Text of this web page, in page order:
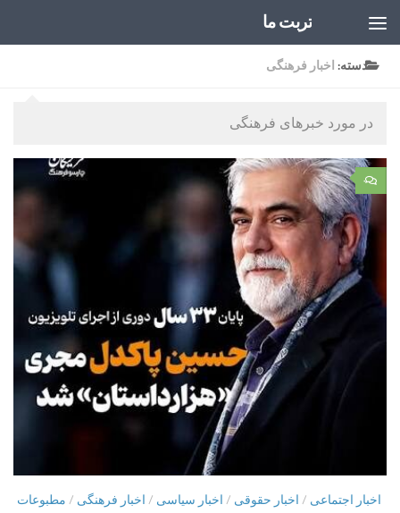
تربت ما
دسته: اخبار فرهنگی
در مورد خبرهای فرهنگی
۰
اخبار اجتماعی / اخبار حقوقی / اخبار سیاسی / اخبار فرهنگی / مطبوعات